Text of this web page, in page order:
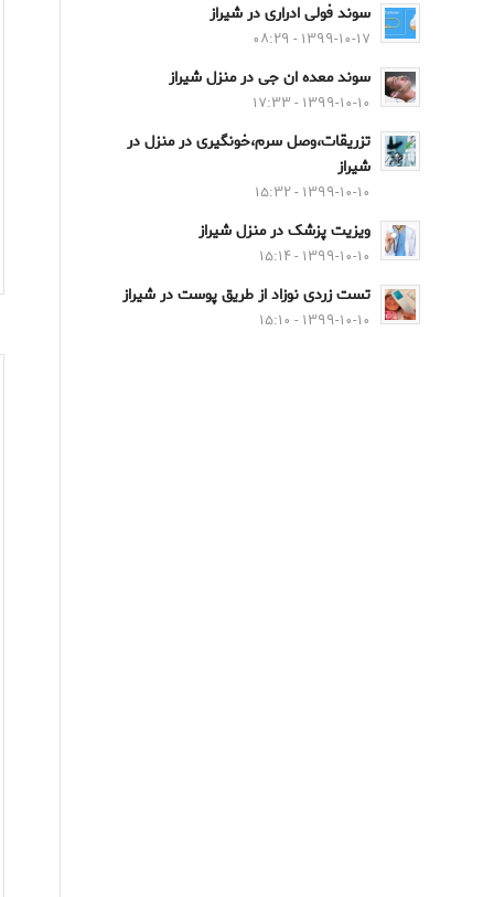
سوند فولی ادراری در شیراز
۱۳۹۹-۱۰-۱۷ - ۰۸:۲۹
سوند معده ان جی در منزل شیراز
۱۳۹۹-۱۰-۱۰ - ۱۷:۳۳
تزریقات،وصل سرم،خونگیری در منزل در
شیراز
۱۳۹۹-۱۰-۱۰ - ۱۵:۳۲
ویزیت پزشک در منزل شیراز
۱۳۹۹-۱۰-۱۰ - ۱۵:۱۴
تست زردی نوزاد از طریق پوست در شیراز
۱۳۹۹-۱۰-۱۰ - ۱۵:۱۰